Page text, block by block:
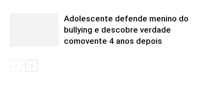
Adolescente defende menino do
bullying e descobre verdade
comovente 4 anos depois